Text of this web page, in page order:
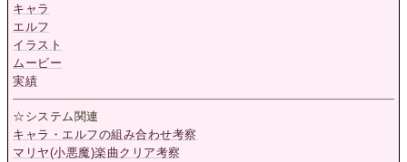
キャラ
エルフ
イラスト
ムービー
実績
☆システム関連
キャラ・エルフの組み合わせ考察
マリヤ(小悪魔)楽曲クリア考察